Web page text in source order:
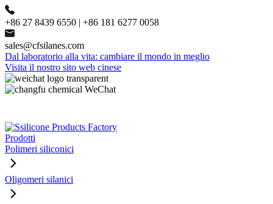
+86 27 8439 6550 | +86 181 6277 0058
sales@cfsilanes.com
Dal laboratorio alla vita: cambiare il mondo in meglio
Visita il nostro sito web cinese
Prodotti
Polimeri siliconici
Oligomeri silanici